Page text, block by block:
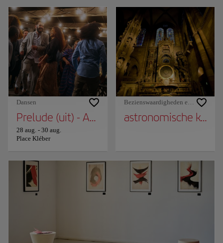
Dansen
Prelude (uit) - Accrorap Company – Kader
28 aug. - 30 aug.
Place Kléber
Bezienswaardigheden en
astronomische klok